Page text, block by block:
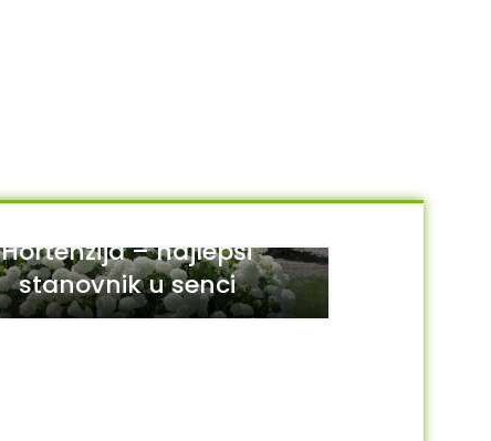
Hortenzija – najlepši
stanovnik u senci